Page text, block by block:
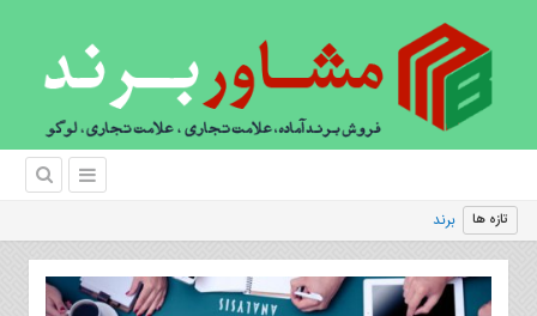
تازه ها برند شخصی یا استراتژی یک